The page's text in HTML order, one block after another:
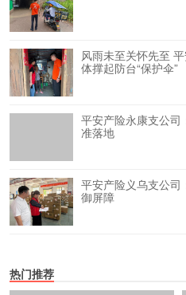
风雨未至关怀先至
体撑起防台“保护伞”
平安产险永康支公
准落地
平安产险义乌支公
御屏障
热门推荐